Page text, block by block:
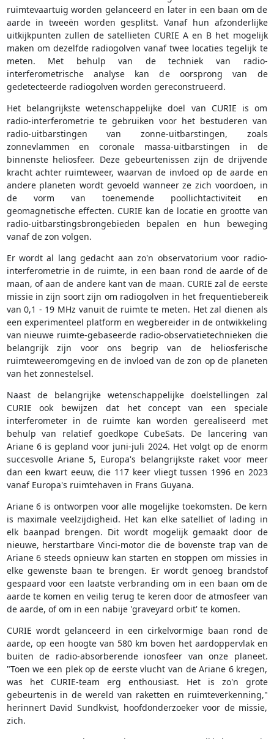
ruimtevaartuig worden gelanceerd en later in een baan om de
aarde in tweeën worden gesplitst. Vanaf hun afzonderlijke
uitkijkpunten zullen de satellieten CURIE A en B het mogelijk
maken om dezelfde radiogolven vanaf twee locaties tegelijk te
meten. Met behulp van de techniek van radio-
interferometrische analyse kan de oorsprong van de
gedetecteerde radiogolven worden gereconstrueerd.
Het belangrijkste wetenschappelijke doel van CURIE is om
radio-interferometrie te gebruiken voor het bestuderen van
radio-uitbarstingen van zonne-uitbarstingen, zoals
zonnevlammen en coronale massa-uitbarstingen in de
binnenste heliosfeer. Deze gebeurtenissen zijn de drijvende
kracht achter ruimteweer, waarvan de invloed op de aarde en
andere planeten wordt gevoeld wanneer ze zich voordoen, in
de vorm van toenemende poollichtactiviteit en
geomagnetische effecten. CURIE kan de locatie en grootte van
radio-uitbarstingsbrongebieden bepalen en hun beweging
vanaf de zon volgen.
Er wordt al lang gedacht aan zo'n observatorium voor radio-
interferometrie in de ruimte, in een baan rond de aarde of de
maan, of aan de andere kant van de maan. CURIE zal de eerste
missie in zijn soort zijn om radiogolven in het frequentiebereik
van 0,1 - 19 MHz vanuit de ruimte te meten. Het zal dienen als
een experimenteel platform en wegbereider in de ontwikkeling
van nieuwe ruimte-gebaseerde radio-observatietechnieken die
belangrijk zijn voor ons begrip van de heliosferische
ruimteweeromgeving en de invloed van de zon op de planeten
van het zonnestelsel.
Naast de belangrijke wetenschappelijke doelstellingen zal
CURIE ook bewijzen dat het concept van een speciale
interferometer in de ruimte kan worden gerealiseerd met
behulp van relatief goedkope CubeSats. De lancering van
Ariane 6 is gepland voor juni-juli 2024. Het volgt op de enorm
succesvolle Ariane 5, Europa's belangrijkste raket voor meer
dan een kwart eeuw, die 117 keer vliegt tussen 1996 en 2023
vanaf Europa's ruimtehaven in Frans Guyana.
Ariane 6 is ontworpen voor alle mogelijke toekomsten. De kern
is maximale veelzijdigheid. Het kan elke satelliet of lading in
elk baanpad brengen. Dit wordt mogelijk gemaakt door de
nieuwe, herstartbare Vinci-motor die de bovenste trap van de
Ariane 6 steeds opnieuw kan starten en stoppen om missies in
elke gewenste baan te brengen. Er wordt genoeg brandstof
gespaard voor een laatste verbranding om in een baan om de
aarde te komen en veilig terug te keren door de atmosfeer van
de aarde, of om in een nabije 'graveyard orbit' te komen.
CURIE wordt gelanceerd in een cirkelvormige baan rond de
aarde, op een hoogte van 580 km boven het aardoppervlak en
buiten de radio-absorberende ionosfeer van onze planeet.
"Toen we een plek op de eerste vlucht van de Ariane 6 kregen,
was het CURIE-team erg enthousiast. Het is zo'n grote
gebeurtenis in de wereld van raketten en ruimteverkenning,"
herinnert David Sundkvist, hoofdonderzoeker voor de missie,
zich.